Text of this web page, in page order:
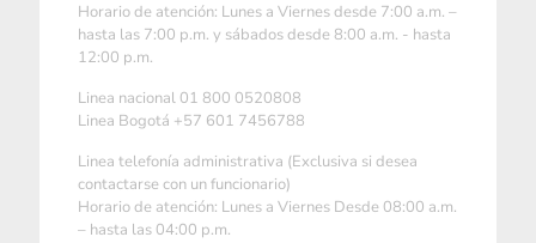
Horario de atención: Lunes a Viernes desde 7:00 a.m. –
hasta las 7:00 p.m. y sábados desde 8:00 a.m. - hasta
12:00 p.m.
Linea nacional 01 800 0520808
Linea Bogotá +57 601 7456788
Linea telefonía administrativa (Exclusiva si desea
contactarse con un funcionario)
Horario de atención: Lunes a Viernes Desde 08:00 a.m.
– hasta las 04:00 p.m.